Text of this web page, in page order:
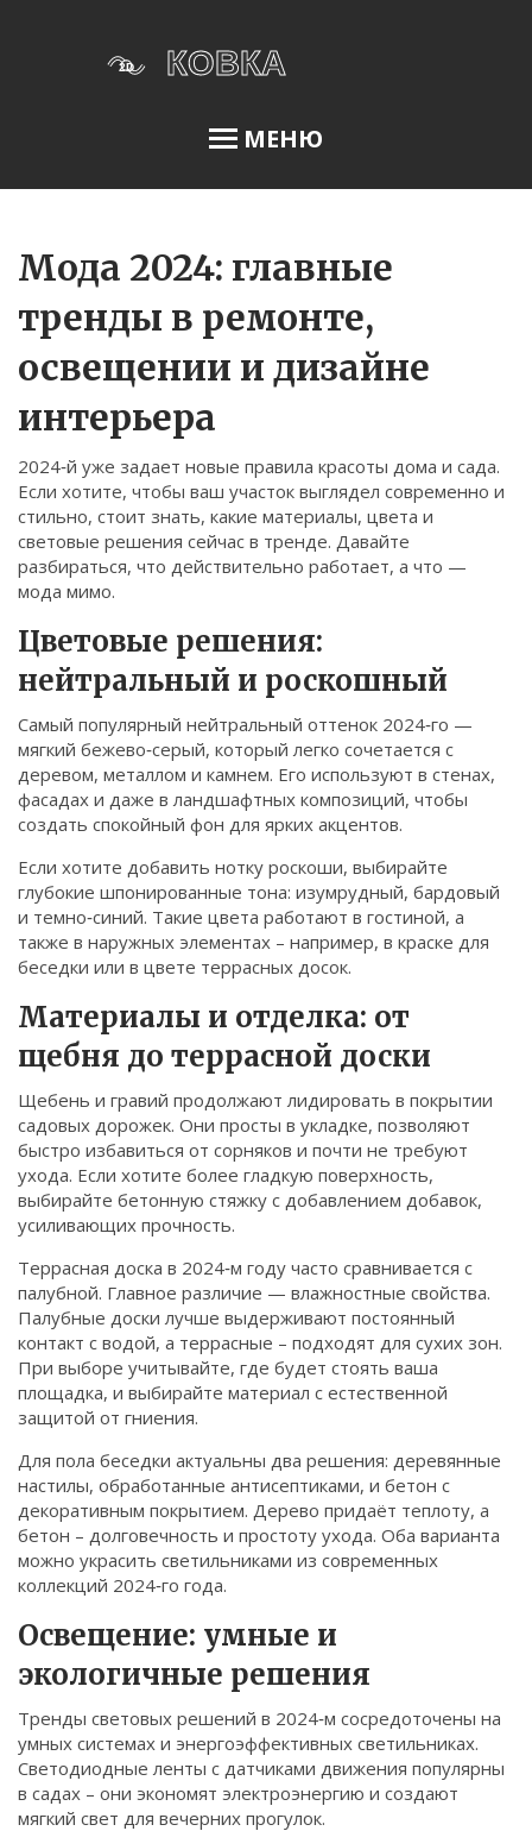
МЕНЮ
Меню
О нас
Условия использования
Политика конфиденциальности
ФЗ-152
Связаться
© 2026. Все права защищены.
Мода 2024: главные
тренды в ремонте,
освещении и дизайне
интерьера
2024‑й уже задает новые правила красоты дома и сада.
Если хотите, чтобы ваш участок выглядел современно и
стильно, стоит знать, какие материалы, цвета и
световые решения сейчас в тренде. Давайте
разбираться, что действительно работает, а что —
мода мимо.
Цветовые решения:
нейтральный и роскошный
Самый популярный нейтральный оттенок 2024‑го —
мягкий бежево‑серый, который легко сочетается с
деревом, металлом и камнем. Его используют в стенах,
фасадах и даже в ландшафтных композиций, чтобы
создать спокойный фон для ярких акцентов.
Если хотите добавить нотку роскоши, выбирайте
глубокие шпонированные тона: изумрудный, бардовый
и темно‑синий. Такие цвета работают в гостиной, а
также в наружных элементах – например, в краске для
беседки или в цвете террасных досок.
Материалы и отделка: от
щебня до террасной доски
Щебень и гравий продолжают лидировать в покрытии
садовых дорожек. Они просты в укладке, позволяют
быстро избавиться от сорняков и почти не требуют
ухода. Если хотите более гладкую поверхность,
выбирайте бетонную стяжку с добавлением добавок,
усиливающих прочность.
Террасная доска в 2024‑м году часто сравнивается с
палубной. Главное различие — влажностные свойства.
Палубные доски лучше выдерживают постоянный
контакт с водой, а террасные – подходят для сухих зон.
При выборе учитывайте, где будет стоять ваша
площадка, и выбирайте материал с естественной
защитой от гниения.
Для пола беседки актуальны два решения: деревянные
настилы, обработанные антисептиками, и бетон с
декоративным покрытием. Дерево придаёт теплоту, а
бетон – долговечность и простоту ухода. Оба варианта
можно украсить светильниками из современных
коллекций 2024‑го года.
Освещение: умные и
экологичные решения
Тренды световых решений в 2024‑м сосредоточены на
умных системах и энергоэффективных светильниках.
Светодиодные ленты с датчиками движения популярны
в садах – они экономят электроэнергию и создают
мягкий свет для вечерних прогулок.